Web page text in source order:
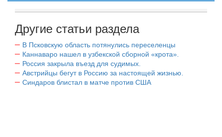
Другие статьи раздела
В Псковскую область потянулись переселенцы
Каннаваро нашел в узбекской сборной «крота».
Россия закрыла въезд для судимых.
Австрийцы бегут в Россию за настоящей жизнью.
Синдаров блистал в матче против США